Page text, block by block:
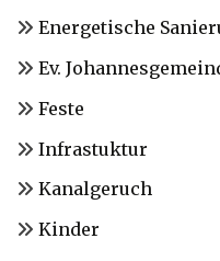
Energetische
Ev.
Feste
Infrastuktur
Kanalgeruch
Kinder